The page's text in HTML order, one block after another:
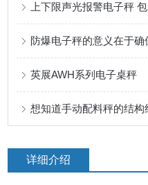
上下限声光报警电子秤
防爆电子秤的意义在于
英展AWH系列电子桌秤
想知道手动配料秤的结
详细介绍